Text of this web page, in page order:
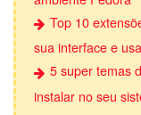
Top 10
sua interface e
5 super temas
instalar no seu